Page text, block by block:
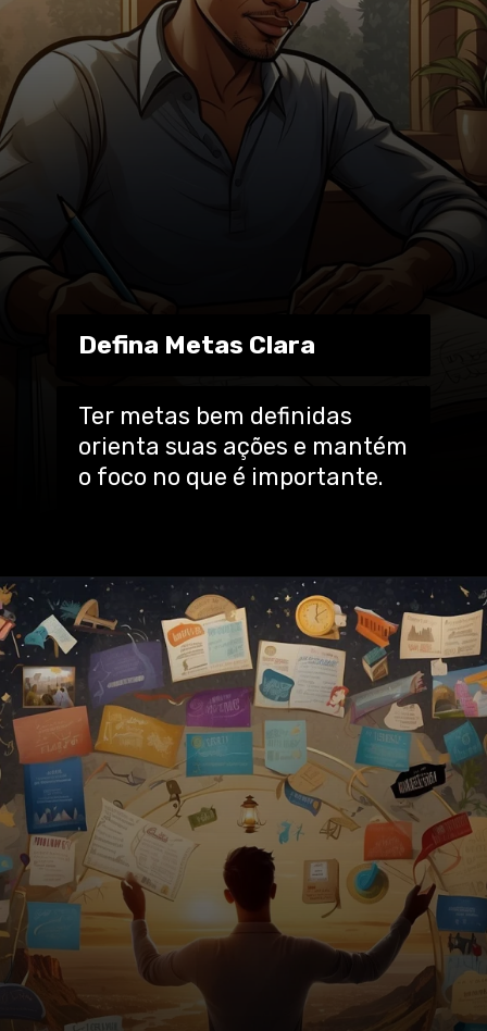
Ter metas bem definidas
orienta suas ações e mantém
o foco no que é importante.
Defina Metas Clara